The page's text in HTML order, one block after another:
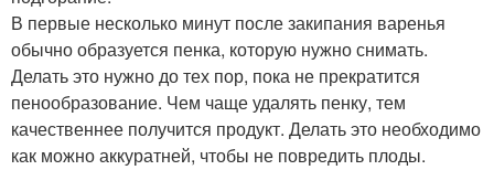
В первые несколько минут после закипания варенья
обычно образуется пенка, которую нужно снимать.
Делать это нужно до тех пор, пока не прекратится
пенообразование. Чем чаще удалять пенку, тем
качественнее получится продукт. Делать это необходимо
как можно аккуратней, чтобы не повредить плоды.